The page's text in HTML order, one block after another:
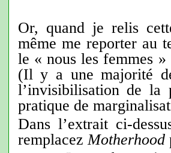
Or, quand je relis
même me reporter au
le « nous les femmes
(Il y a une majorité
l’invisibilisation de la
pratique de
Dans l’extrait ci-
remplacezMotherhood